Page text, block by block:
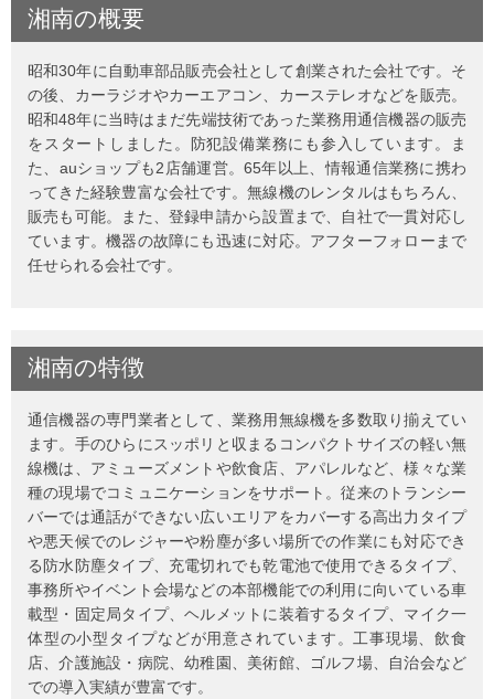
湘南の概要
昭和30年に自動車部品販売会社として創業された会社です。そ
の後、カーラジオやカーエアコン、カーステレオなどを販売。
昭和48年に当時はまだ先端技術であった業務用通信機器の販売
をスタートしました。防犯設備業務にも参入しています。ま
た、auショップも2店舗運営。65年以上、情報通信業務に携わ
ってきた経験豊富な会社です。無線機のレンタルはもちろん、
販売も可能。また、登録申請から設置まで、自社で一貫対応し
ています。機器の故障にも迅速に対応。アフターフォローまで
任せられる会社です。
湘南の特徴
通信機器の専門業者として、業務用無線機を多数取り揃えてい
ます。手のひらにスッポリと収まるコンパクトサイズの軽い無
線機は、アミューズメントや飲食店、アパレルなど、様々な業
種の現場でコミュニケーションをサポート。従来のトランシー
バーでは通話ができない広いエリアをカバーする高出力タイプ
や悪天候でのレジャーや粉塵が多い場所での作業にも対応でき
る防水防塵タイプ、充電切れでも乾電池で使用できるタイプ、
事務所やイベント会場などの本部機能での利用に向いている車
載型・固定局タイプ、ヘルメットに装着するタイプ、マイク一
体型の小型タイプなどが用意されています。工事現場、飲食
店、介護施設・病院、幼稚園、美術館、ゴルフ場、自治会など
での導入実績が豊富です。